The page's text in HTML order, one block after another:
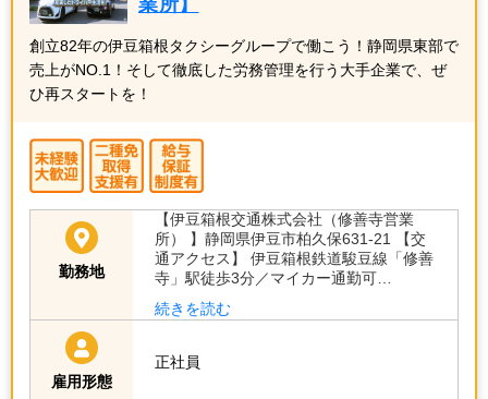
創立82年の伊豆箱根タクシーグループで働こう！静岡県東部で
売上がNO.1！そして徹底した労務管理を行う大手企業で、ぜ
ひ再スタートを！
勤務地
【伊豆箱根交通株式会社（修善寺営業
所） 】静岡県伊豆市柏久保631-21 【交
通アクセス】 伊豆箱根鉄道駿豆線「修善
寺」駅徒歩3分／マイカー通勤可…
続きを読む
雇用形態
正社員